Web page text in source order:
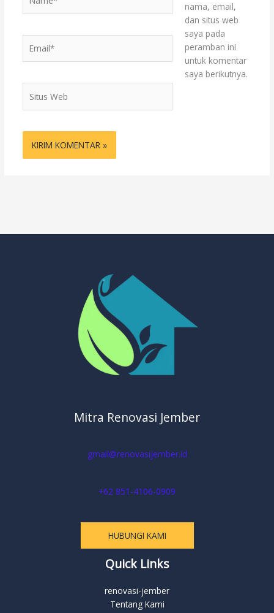
Web
nama, email,
dan situs web
saya pada
peramban ini
untuk komentar
saya berikutnya.
Mitra Renovasi Jember
gmail@renovasijember.id
+62 851-4106-0909
HUBUNGI KAMI
Quick Links
renovasi-jember
Tentang Kami